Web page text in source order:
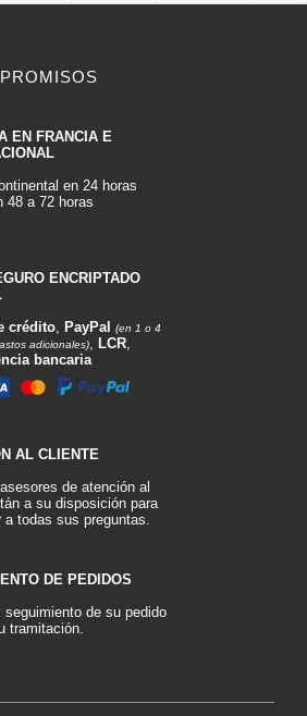
EN FRANCIA E
en 24 horas
48 a 72 horas
ENCRIPTADO
crédito, PayPal
(en 1 o 4
adicionales), LCR,
bancaria
AL CLIENTE
de atención al
a su disposición para
a todas sus preguntas.
DE PEDIDOS
seguimiento de su pedido
tramitación.